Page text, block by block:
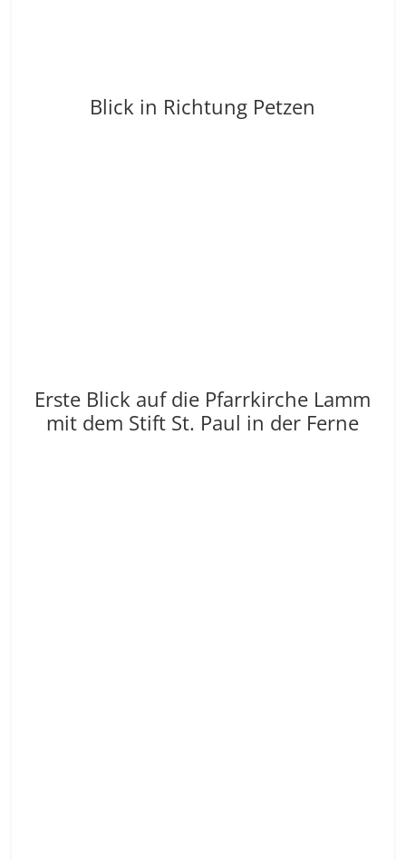
Blick in Richtung Petzen
Erste Blick auf die Pfarrkirche Lamm
mit dem Stift St. Paul in der Ferne